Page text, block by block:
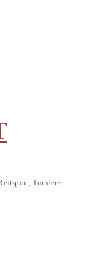
Turniere